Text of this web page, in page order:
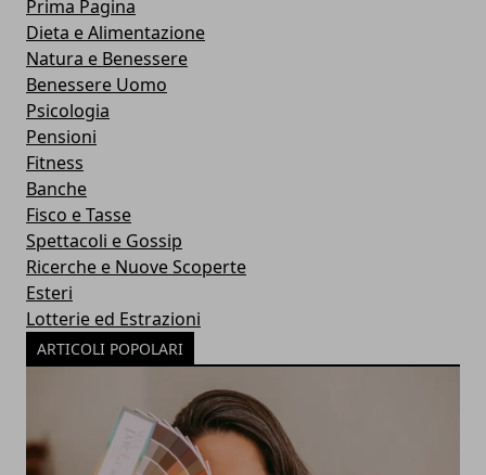
Prima Pagina
Dieta e Alimentazione
Natura e Benessere
Benessere Uomo
Psicologia
Pensioni
Fitness
Banche
Fisco e Tasse
Spettacoli e Gossip
Ricerche e Nuove Scoperte
Esteri
Lotterie ed Estrazioni
ARTICOLI POPOLARI